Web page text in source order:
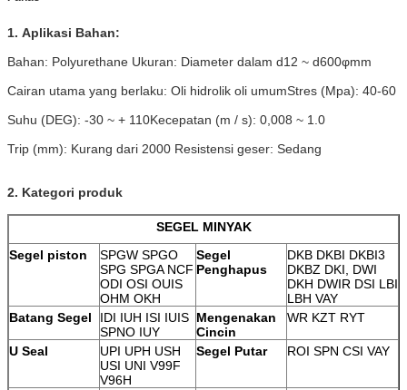
1. Aplikasi Bahan:
Bahan: Polyurethane Ukuran: Diameter dalam d12 ~ d600φmm
Cairan utama yang berlaku: Oli hidrolik oli umumStres (Mpa): 40-60
Suhu (DEG): -30 ~ + 110Kecepatan (m / s): 0,008 ~ 1.0
Trip (mm): Kurang dari 2000 Resistensi geser: Sedang
2. Kategori produk
SEGEL MINYAK
Segel piston
SPGW SPGO
SPG SPGA NCF
ODI OSI OUIS
OHM OKH
Segel
Penghapus
DKB DKBI DKBI3
DKBZ DKI, DWI
DKH DWIR DSI LBI
LBH VAY
Batang Segel
IDI IUH ISI IUIS
SPNO IUY
Mengenakan
Cincin
WR KZT RYT
U Seal
UPI UPH USH
USI UNI V99F
V96H
Segel Putar ROI SPN CSI VAY